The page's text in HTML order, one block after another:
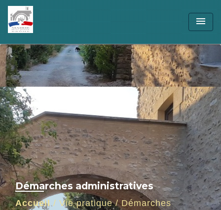
menu
Démarches administratives
Accueil/ Vie pratique/Démarches